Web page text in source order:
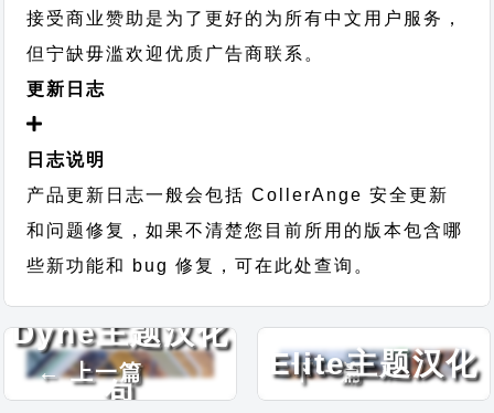
接受商业赞助是为了更好的为所有中文用户服务，
但宁缺毋滥欢迎优质广告商联系。
更新日志
日志说明
产品更新日志一般会包括 CollerAnge 安全更新
和问题修复，如果不清楚您目前所用的版本包含哪
些新功能和 bug 修复，可在此处查询。
← 上一篇
Dyne主题汉化
包
下一篇 →
Education
Elite主题汉化